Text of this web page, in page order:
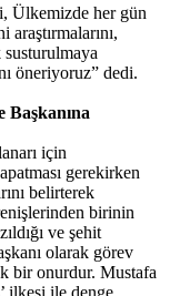
Ülkemizde her gün
susturulmaya
öneriyoruz” dedi.
Başkanına
için
gerekirken
belirterek
birinin
ve şehit
olarak görev
bir onurdur. Mustafa